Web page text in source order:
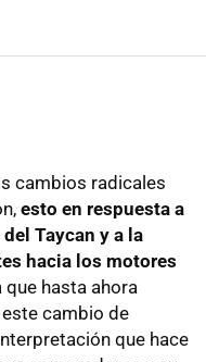
cambios radicales
esto en respuesta a
Taycan y a la
hacia los motores
que hasta ahora
cambio de
que hace